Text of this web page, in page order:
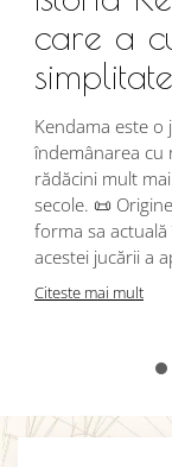
care a
Kendama este
îndemânarea cu
rădăcini mult
secole. 📜
forma sa actuală
acestei jucării a
Citeste mai mult